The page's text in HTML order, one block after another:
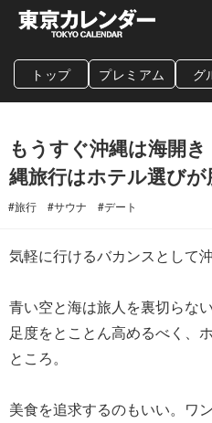
グルメ
トップ プレミアム グ
もうすぐ沖縄は海開
縄旅行はホテル選びが
#旅行 #サウナ #デート
気軽に行けるバカンスとして
青い空と海は旅人を裏切らな
足度をとことん高めるべく、
ところ。
美食を追求するのもいい。ワ